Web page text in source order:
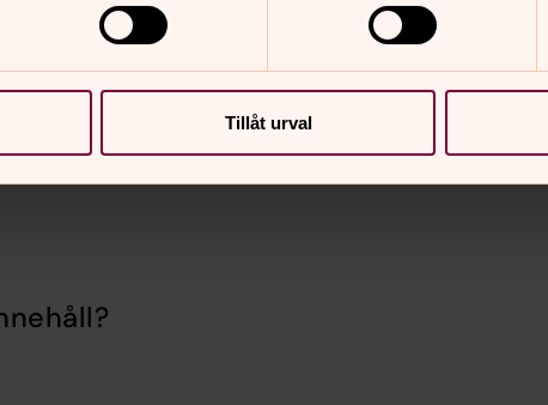
Tillåt urval